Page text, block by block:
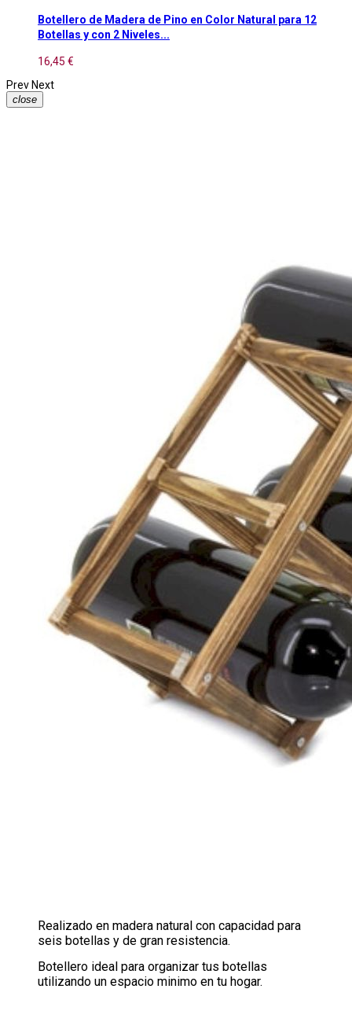
Botellero de Madera de Pino en Color Natural para 12
Botellas y con 2 Niveles...
16,45 €
PrevNext
close
Realizado en madera natural con capacidad para
seis botellas y de gran resistencia.
Botellero ideal para organizar tus botellas
utilizando un espacio minimo en tu hogar.